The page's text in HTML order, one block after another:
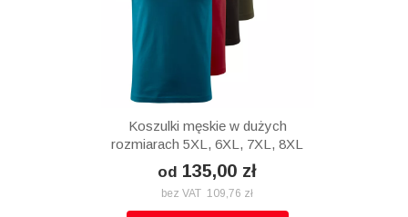
Koszulki męskie w dużych
rozmiarach 5XL, 6XL, 7XL, 8XL
od 135,00 zł
bez VAT 109,76 zł